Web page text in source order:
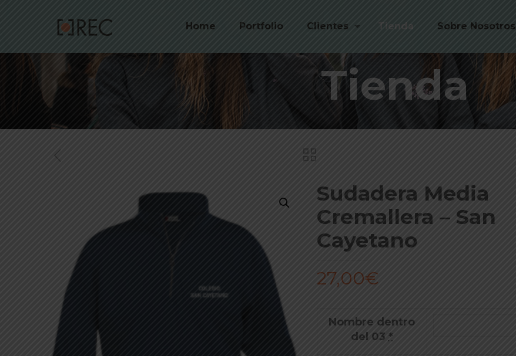
Home Portfolio Clientes Tienda Sobre Nosotros
Tienda
Sudadera Media
Cremallera – San
Cayetano
27,00€
Nombre dentro
del 03 *